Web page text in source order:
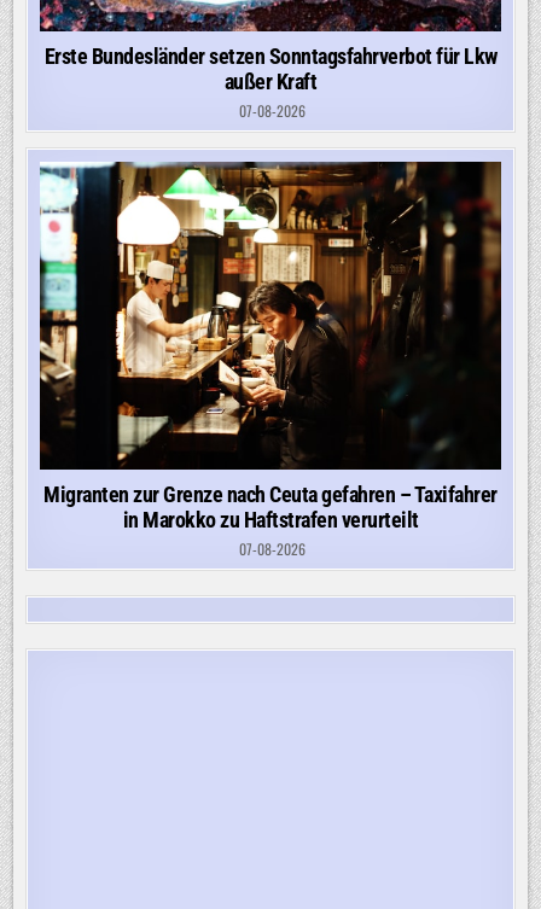
Erste Bundesländer setzen Sonntagsfahrverbot für Lkw
außer Kraft
07-08-2026
Migranten zur Grenze nach Ceuta gefahren – Taxifahrer
in Marokko zu Haftstrafen verurteilt
07-08-2026